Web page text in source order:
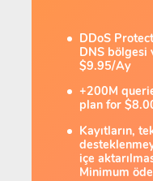
DDoS
DNS bölgesi
$9.95/Ay
+200M
plan for
Kayıtların,
içe
Minimum